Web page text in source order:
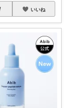
いいね